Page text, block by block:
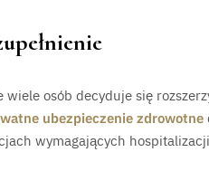
osób decyduje się
ubezpieczenie zdrowotne
wymagających